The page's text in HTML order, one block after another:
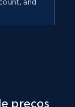
agora
preços